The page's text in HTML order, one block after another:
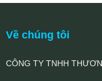
Về chúng tôi
CÔNG TY TNHH